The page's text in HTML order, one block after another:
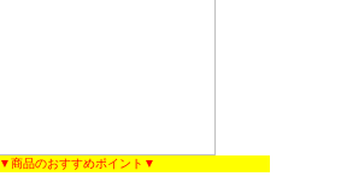
▼商品のおすすめポイント▼